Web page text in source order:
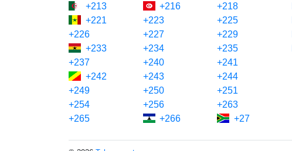
+213
+216
+218
+221
+223
+225
+226
+227
+229
+233
+234
+235
+237
+240
+241
+242
+243
+244
+249
+250
+251
+254
+256
+263
+265
+266 +27